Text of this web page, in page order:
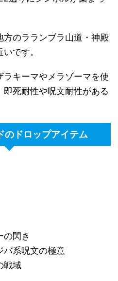
のラランブラ山道・神殿
です。
ラキーマやメラゾーマを使
死耐性や呪文耐性がある
のドロップアイテム
の閃き
バ系呪文の極意
戦域